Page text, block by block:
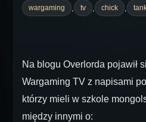
wargaming
tv chick
Na blogu Overlorda pojawił
Wargaming TV z napisami
którzy mieli w szkole
między innymi o: